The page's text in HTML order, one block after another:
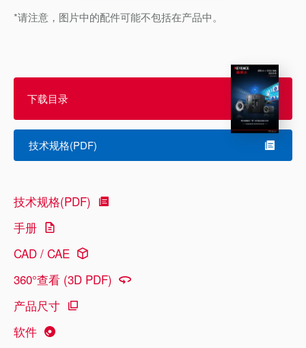
*请注意，图片中的配件可能不包括在产品中。
下载目录
技术规格(PDF)
技术规格(PDF)
手册
CAD / CAE
360°查看 (3D PDF)
产品尺寸
软件